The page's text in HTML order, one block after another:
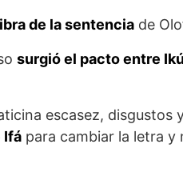
de la sentencia de
surgió el pacto entre
escasez, disgustos
Ifá para cambiar la letra y